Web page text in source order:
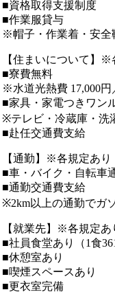
■資格取得支援制度
■作業服貸与
※帽子・作業着・安全
【住まいについて】※
■寮費無料
※水道光熱費 17,000円
■家具・家電つきワン
※テレビ・冷蔵庫・洗
■赴任交通費支給
【通勤】※各規定あり
■車・バイク・自転車
■通勤交通費支給
※2km以上の通勤でガ
【就業先】※各規定あ
■社員食堂あり（1食
■休憩室あり
■喫煙スペースあり
■更衣室完備